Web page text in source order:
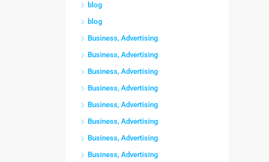
blog
blog
Business, Advertising
Business, Advertising
Business, Advertising
Business, Advertising
Business, Advertising
Business, Advertising
Business, Advertising
Business, Advertising